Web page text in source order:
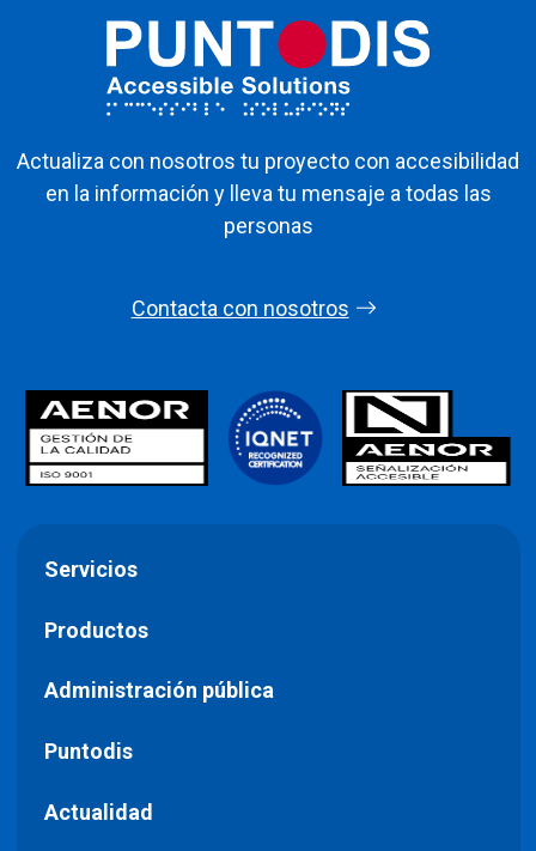
Actualiza con nosotros tu proyecto con accesibilidad
en la información y lleva tu mensaje a todas las
personas
Contacta con nosotros
Servicios
Productos
Administración pública
Puntodis
Actualidad